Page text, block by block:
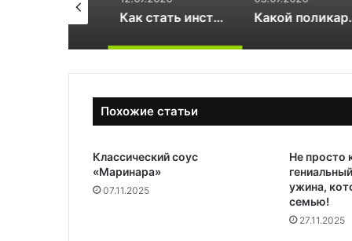
Как стать инструктором по сноуборду Какой
Похожие статьи
Классический соус
«Маринара»
07.11.2025
Не просто
ужина,
семью!
27.11.2025